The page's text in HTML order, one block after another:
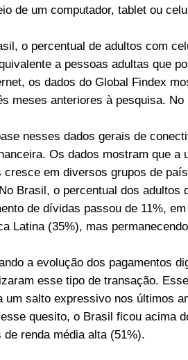
de um computador, tablet ou
o percentual de adultos com
a pessoas adultas que
os dados do Global Findex
meses anteriores à pesquisa.
nesses dados gerais de
Os dados mostram que a
cresce em diversos grupos de
Brasil, o percentual dos adultos
de dívidas passou de 11%,
Latina (35%), mas
a evolução dos pagamentos
esse tipo de transação.
um salto expressivo nos últimos
quesito, o Brasil ficou acima
de renda média alta (51%).